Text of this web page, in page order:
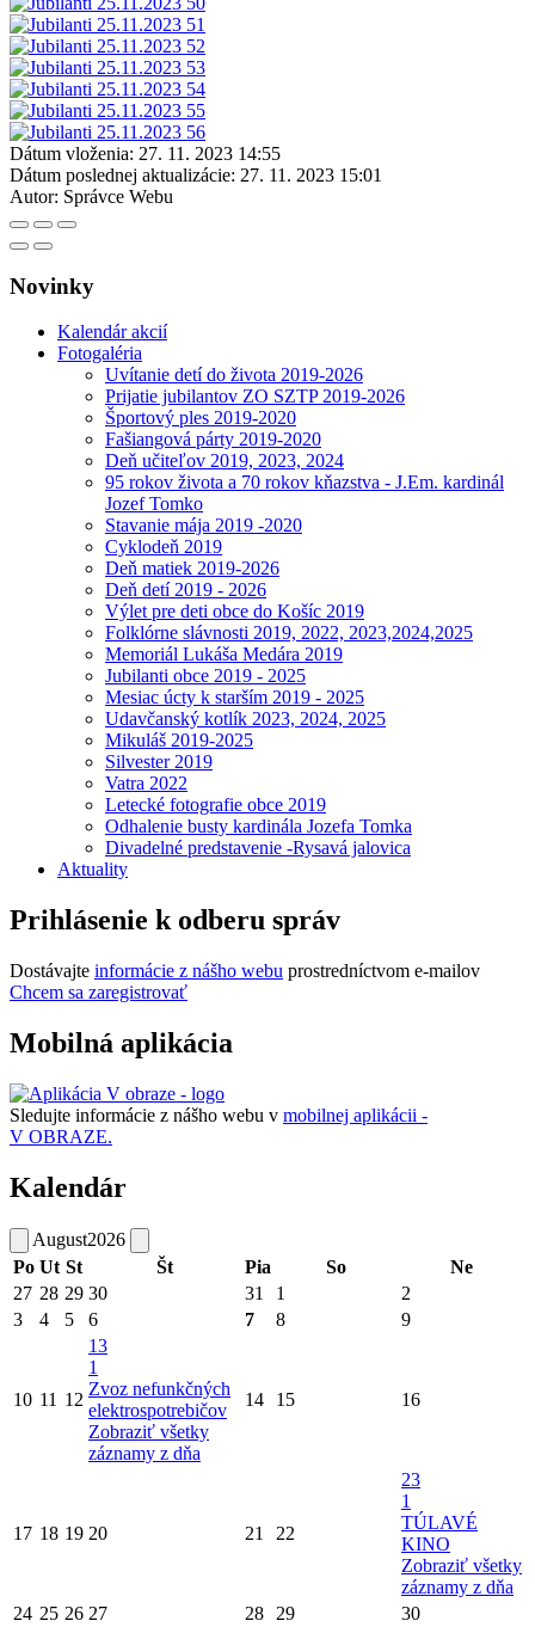
Dátum vloženia: 27. 11. 2023 14:55
Dátum poslednej aktualizácie: 27. 11. 2023 15:01
Autor: Správce Webu
Novinky
Kalendár akcií
Fotogaléria
Uvítanie detí do života 2019-2026
Prijatie jubilantov ZO SZTP 2019-2026
Športový ples 2019-2020
Fašiangová párty 2019-2020
Deň učiteľov 2019, 2023, 2024
95 rokov života a 70 rokov kňazstva - J.Em. kardinál
Jozef Tomko
Stavanie mája 2019 -2020
Cyklodeň 2019
Deň matiek 2019-2026
Deň detí 2019 - 2026
Výlet pre deti obce do Košíc 2019
Folklórne slávnosti 2019, 2022, 2023,2024,2025
Memoriál Lukáša Medára 2019
Jubilanti obce 2019 - 2025
Mesiac úcty k starším 2019 - 2025
Udavčanský kotlík 2023, 2024, 2025
Mikuláš 2019-2025
Silvester 2019
Vatra 2022
Letecké fotografie obce 2019
Odhalenie busty kardinála Jozefa Tomka
Divadelné predstavenie -Rysavá jalovica
Aktuality
Prihlásenie k odberu správ
Dostávajte informácie z nášho webu prostredníctvom e-mailov
Chcem sa zaregistrovať
Mobilná aplikácia
Sledujte informácie z nášho webu v mobilnej aplikácii -
V OBRAZE.
Kalendár
August2026
Po Ut St Št Pia So
Ne
27 28 29 30 31 1
2
3
4 5 6 7 8 9
10 11 12
13
1
Zvoz nefunkčných
elektrospotrebičov
Zobraziť všetky
záznamy z dňa
14 15 16
17 18 19 20 21 22
23
1
TÚLAVÉ
KINO
Zobraziť všetky
záznamy z dňa
24 25 26 27 28 29 30